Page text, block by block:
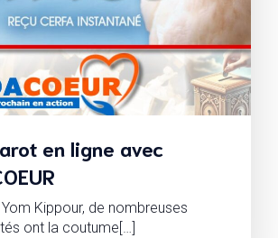
en ligne avec
Kippour, de nombreuses
ont la coutume[…]